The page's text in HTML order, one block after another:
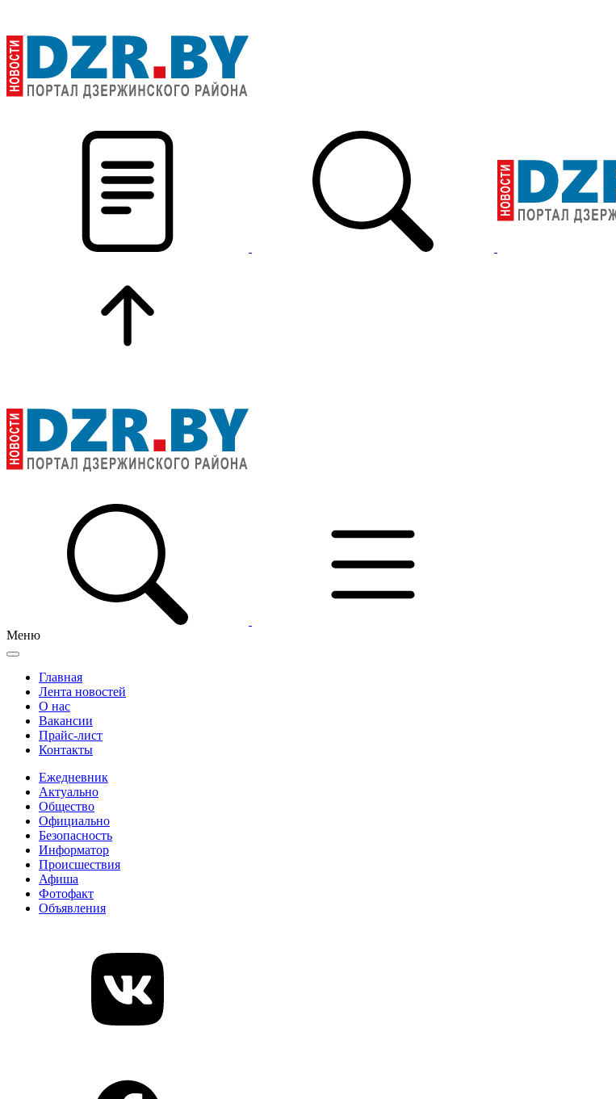
Меню
Главная
Лента новостей
О нас
Вакансии
Прайс-лист
Контакты
Ежедневник
Актуально
Общество
Официально
Безопасность
Информатор
Происшествия
Афиша
Фотофакт
Объявления